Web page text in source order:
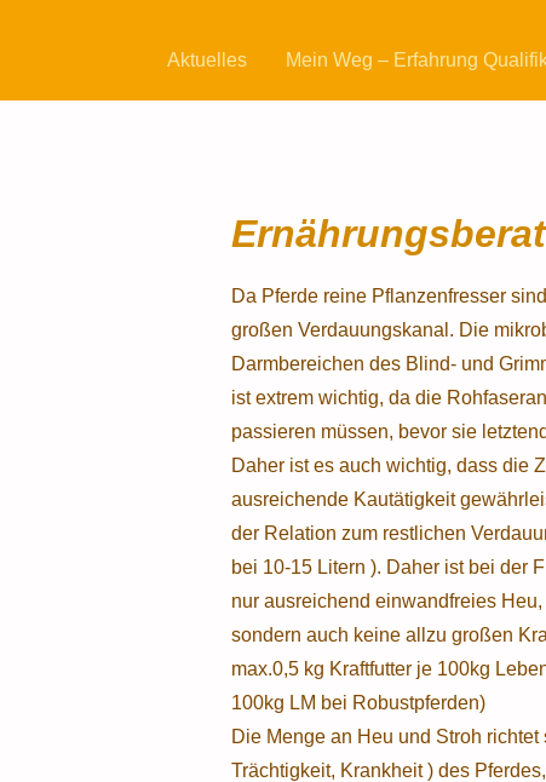
Aktuelles Mein Weg – Erfahrung
Da Pferde reine Pflanzenfresser
großen Verdauungskanal. Die
Darmbereichen des Blind- und
ist extrem wichtig, da die
passieren müssen, bevor sie
Daher ist es auch wichtig, dass die
ausreichende Kautätigkeit
der Relation zum restlichen
bei 10-15 Litern ). Daher ist bei der
nur ausreichend einwandfreies
sondern auch keine allzu großen
max.0,5 kg Kraftfutter je 100kg
100kg LM bei Robustpferden)
Die Menge an Heu und Stroh
Trächtigkeit, Krankheit ) des